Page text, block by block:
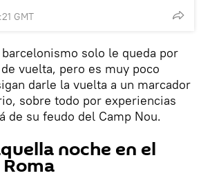
GMT
solo le queda por
vuelta, pero es muy poco
darle la vuelta a un marcador
sobre todo por experiencias
de su feudo del Camp Nou.
noche en el